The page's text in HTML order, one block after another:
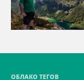
ОБЛАКО ТЕГОВ